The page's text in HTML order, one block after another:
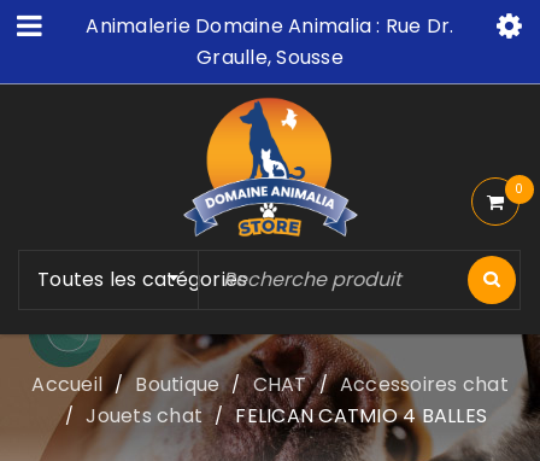
Animalerie Domaine Animalia : Rue Dr.
Graulle, Sousse
Toutes les catégories
0
Accueil / Boutique / CHAT / Accessoires chat
/ Jouets chat / FELICAN CATMIO 4 BALLES